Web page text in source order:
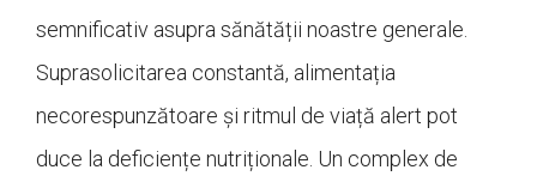
semnificativ asupra sănătății noastre generale.
Suprasolicitarea constantă, alimentația
necorespunzătoare și ritmul de viață alert pot
duce la deficiențe nutriționale. Un complex de